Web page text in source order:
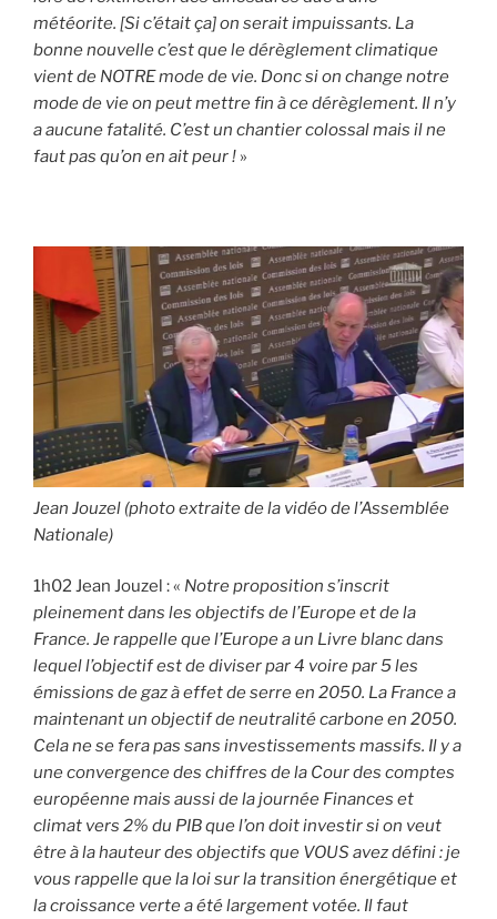
météorite. [Si c’était ça] on serait impuissants. La
bonne nouvelle c’est que le dérèglement climatique
vient de NOTRE mode de vie. Donc si on change notre
mode de vie on peut mettre fin à ce dérèglement. Il n’y
a aucune fatalité. C’est un chantier colossal mais il ne
faut pas qu’on en ait peur ! »
Jean Jouzel (photo extraite de la vidéo de l’Assemblée
Nationale)
1h02 Jean Jouzel : « Notre proposition s’inscrit
pleinement dans les objectifs de l’Europe et de la
France. Je rappelle que l’Europe a un Livre blanc dans
lequel l’objectif est de diviser par 4 voire par 5 les
émissions de gaz à effet de serre en 2050. La France a
maintenant un objectif de neutralité carbone en 2050.
Cela ne se fera pas sans investissements massifs. Il y a
une convergence des chiffres de la Cour des comptes
européenne mais aussi de la journée Finances et
climat vers 2% du PIB que l’on doit investir si on veut
être à la hauteur des objectifs que VOUS avez défini : je
vous rappelle que la loi sur la transition énergétique et
la croissance verte a été largement votée. Il faut